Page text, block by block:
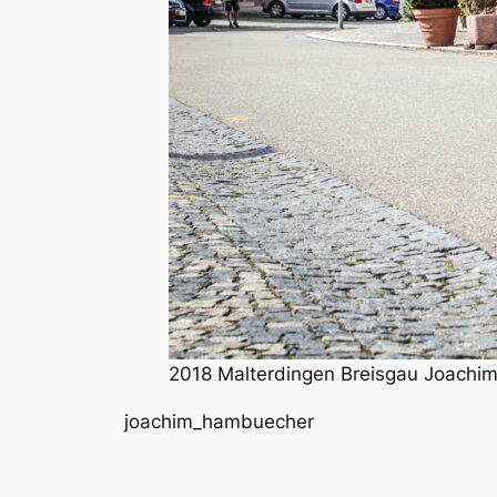
2018 Malterdingen Breisgau Joachim
joachim_hambuecher